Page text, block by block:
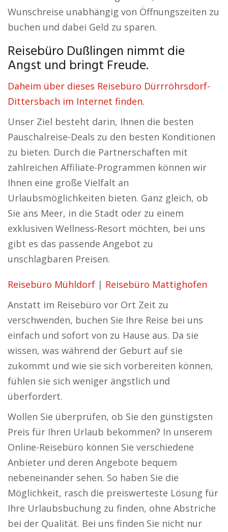
Wunschreise unabhängig von Öffnungszeiten zu
buchen und dabei Geld zu sparen.
Reisebüro Dußlingen nimmt die
Angst und bringt Freude.
Daheim über dieses Reisebüro Dürrröhrsdorf-
Dittersbach im Internet finden.
Unser Ziel besteht darin, Ihnen die besten
Pauschalreise-Deals zu den besten Konditionen
zu bieten. Durch die Partnerschaften mit
zahlreichen Affiliate-Programmen können wir
Ihnen eine große Vielfalt an
Urlaubsmöglichkeiten bieten. Ganz gleich, ob
Sie ans Meer, in die Stadt oder zu einem
exklusiven Wellness-Resort möchten, bei uns
gibt es das passende Angebot zu
unschlagbaren Preisen.
Reisebüro Mühldorf | Reisebüro Mattighofen
Anstatt im Reisebüro vor Ort Zeit zu
verschwenden, buchen Sie Ihre Reise bei uns
einfach und sofort von zu Hause aus. Da sie
wissen, was während der Geburt auf sie
zukommt und wie sie sich vorbereiten können,
fühlen sie sich weniger ängstlich und
überfordert.
Wollen Sie überprüfen, ob Sie den günstigsten
Preis für Ihren Urlaub bekommen? In unserem
Online-Reisebüro können Sie verschiedene
Anbieter und deren Angebote bequem
nebeneinander sehen. So haben Sie die
Möglichkeit, rasch die preiswerteste Lösung für
Ihre Urlaubsbuchung zu finden, ohne Abstriche
bei der Qualität. Bei uns finden Sie nicht nur